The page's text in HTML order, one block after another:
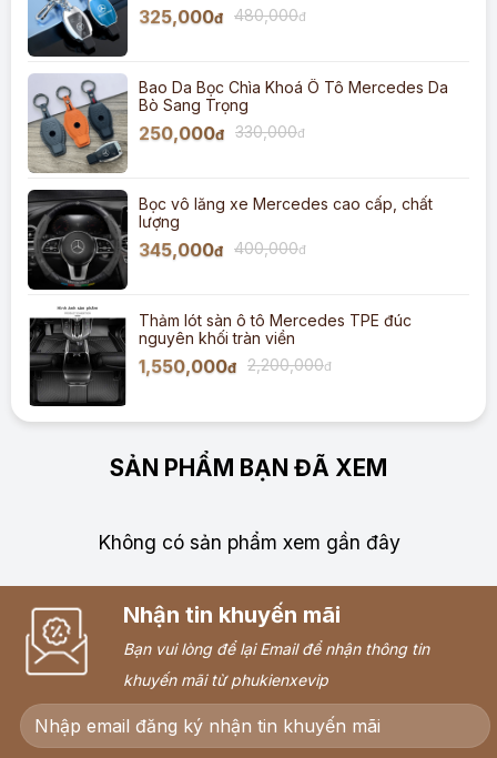
325,000đ 480,000đ
Bao Da Bọc Chìa Khoá Ô Tô Mercedes Da
Bò Sang Trọng
250,000đ 330,000đ
Bọc vô lăng xe Mercedes cao cấp, chất
lượng
345,000đ 400,000đ
Thảm lót sàn ô tô Mercedes TPE đúc
nguyên khối tràn viền
1,550,000đ 2,200,000đ
SẢN PHẨM BẠN ĐÃ XEM
Không có sản phẩm xem gần đây
Nhận tin khuyến mãi
Bạn vui lòng để lại Email để nhận thông tin
khuyến mãi từ phukienxevip